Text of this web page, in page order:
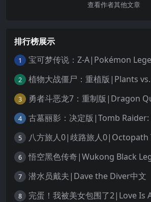
查看作者其他文章
排行榜展示
1 宝可梦传说：Z-A|Pokémon
2
3
4
5 八方旅人0|歧路旅人0|Octopath
6 悟空黑色传奇|Wukong Black
7 潜水员戴夫|Dave the Diver中文
8 完蛋！我被美女包围了2|Love Is